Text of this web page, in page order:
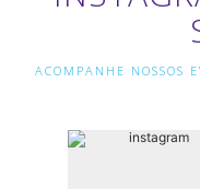
ACOMPANHE NOSSOS